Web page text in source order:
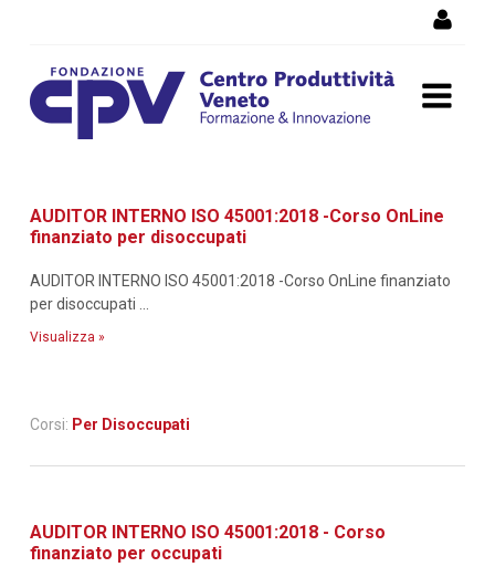
formazione
AUDITOR INTERNO ISO 45001:2018 -Corso OnLine
finanziato per disoccupati
AUDITOR INTERNO ISO 45001:2018 -Corso OnLine finanziato
per disoccupati ...
Visualizza »
Corsi: Per Disoccupati
AUDITOR INTERNO ISO 45001:2018 - Corso
finanziato per occupati